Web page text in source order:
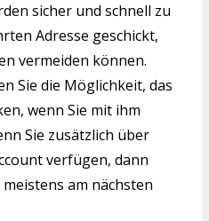
sicher und schnell zu
Adresse geschickt,
vermeiden können.
Sie die Möglichkeit, das
wenn Sie mit ihm
Sie zusätzlich über
verfügen, dann
am nächsten